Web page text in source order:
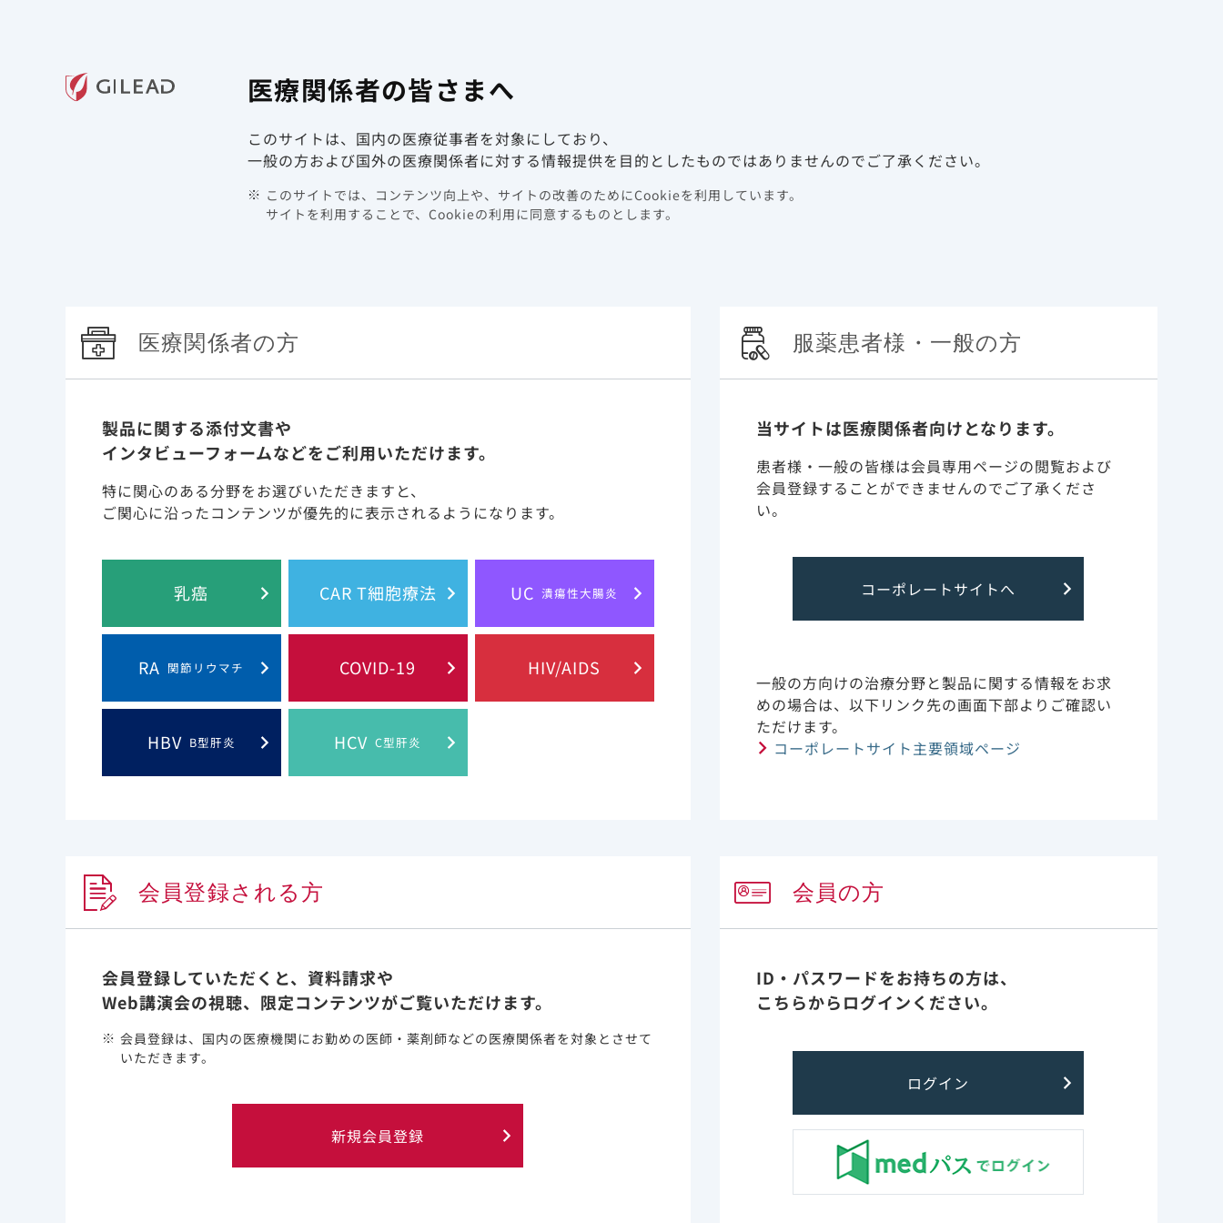
領域情報 製品情報 動画ライブラリ
製品情報 | HIV/AIDS | ビクタルビ コンテンツライブラリー Expertからの1minuteメッセージシリーズ Vol.12「将来の選択肢を見据えた治療選択」
Expertからの1minuteメッセージシリーズ Vol.12
「将来の選択肢を見据えた治療選択」
動画コンテンツ
動画を視聴する
ご利用規約 お問い合わせ
医療関係者の皆さまへ
このサイトは、国内の医療従事者を対象にしており、
一般の方および国外の医療関係者に対する情報提供を目的としたものではありませんのでご了承ください。
このサイトでは、コンテンツ向上や、サイトの改善のためにCookieを利用しています。
サイトを利用することで、Cookieの利用に同意するものとします。
医療関係者の方
製品に関する添付文書や
インタビューフォームなどをご利用いただけます。
特に関心のある分野をお選びいただきますと、
ご関心に沿ったコンテンツが優先的に表示されるようになります。
乳癌 CAR T細胞療法 UC 潰瘍性大腸炎
RA 関節リウマチ COVID-19 HIV/AIDS
HBV B型肝炎 HCV C型肝炎
服薬患者様・一般の方
当サイトは医療関係者向けとなります。
患者様・一般の皆様は会員専用ページの閲覧および
会員登録することができませんのでご了承くださ
い。
コーポレートサイトへ
一般の方向けの治療分野と製品に関する情報をお求
めの場合は、以下リンク先の画面下部よりご確認い
ただけます。
コーポレートサイト主要領域ページ
会員登録される方
会員登録していただくと、資料請求や
Web講演会の視聴、限定コンテンツがご覧いただけます。
会員登録は、国内の医療機関にお勤めの医師・薬剤師などの医療関係者を対象とさせて
いただきます。
新規会員登録
会員の方
ID・パスワードをお持ちの方は、
こちらからログインください。
ログイン